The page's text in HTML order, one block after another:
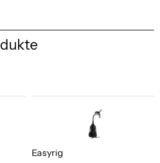
Easyrig